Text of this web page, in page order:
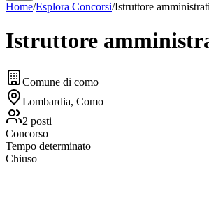
Home/Esplora Concorsi/Istruttore
Istruttore
Comune di como
Lombardia, Como
2 posti
Concorso
Tempo determinato
Chiuso